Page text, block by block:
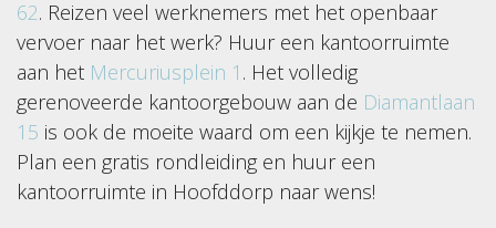
62. Reizen veel werknemers met het openbaar
vervoer naar het werk? Huur een kantoorruimte
aan het Mercuriusplein 1 . Het volledig
gerenoveerde kantoorgebouw aan de Diamantlaan
15 is ook de moeite waard om een kijkje te nemen.
Plan een gratis rondleiding en huur een
kantoorruimte in Hoofddorp naar wens!